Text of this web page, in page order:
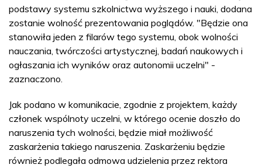
podstawy systemu szkolnictwa wyższego i nauki, dodana
zostanie wolność prezentowania poglądów. "Będzie ona
stanowiła jeden z filarów tego systemu, obok wolności
nauczania, twórczości artystycznej, badań naukowych i
ogłaszania ich wyników oraz autonomii uczelni" -
zaznaczono.
Jak podano w komunikacie, zgodnie z projektem, każdy
członek wspólnoty uczelni, w którego ocenie doszło do
naruszenia tych wolności, będzie miał możliwość
zaskarżenia takiego naruszenia. Zaskarżeniu będzie
również podlegała odmowa udzielenia przez rektora